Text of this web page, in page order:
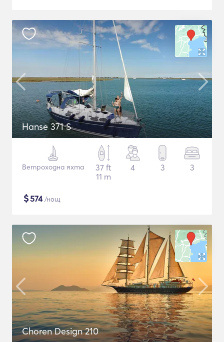
Hanse 371 S
Ветроходна яхта
37 ft
11 m
4 3 3
$574/нощ
Choren Design 210